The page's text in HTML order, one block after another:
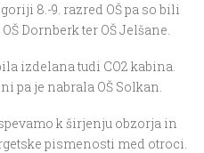
8.-9. razred OŠ pa so bili
Dornberk ter OŠ Jelšane.
izdelana tudi CO2 kabina.
pa je nabrala OŠ Solkan.
k širjenju obzorja in
pismenosti med otroci.